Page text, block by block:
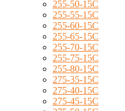
255-50-15C
255-55-15C
255-60-15C
255-65-15C
255-70-15C
255-75-15C
255-80-15C
275-35-15C
275-40-15C
275-45-15C